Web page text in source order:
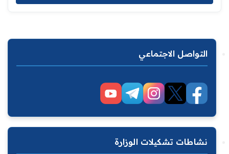
التواصل الاجتماعي
نشاطات تشكيلات الوزارة